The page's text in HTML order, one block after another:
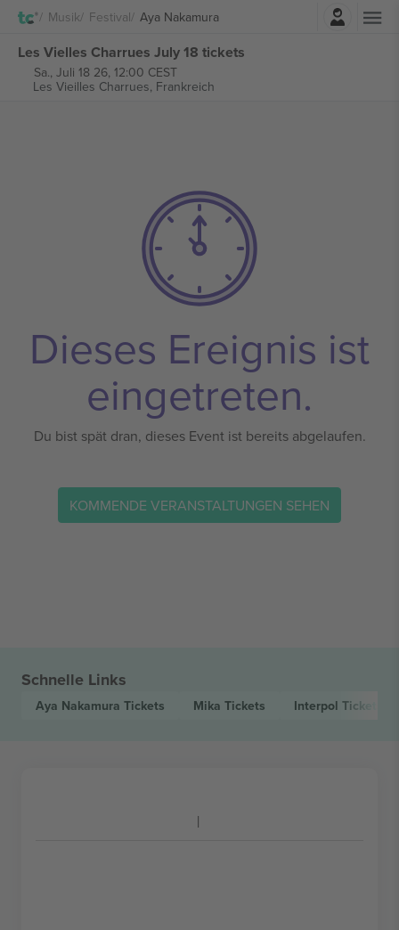
Musik Festival Aya Nakamura
Les Vielles Charrues July 18 tickets
Sa., Juli 18 26, 12:00 CEST
Les Vieilles Charrues, Frankreich
Dieses Ereignis ist
eingetreten.
Du bist spät dran, dieses Event ist bereits abgelaufen.
KOMMENDE VERANSTALTUNGEN SEHEN
Schnelle Links
Aya Nakamura Tickets Mika Tickets Interpol Tickets